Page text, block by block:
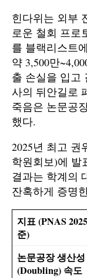
힌다위는 외부
로운 철회 프로
를 블랙리스트
약 3,500만
출 손실을 입고
사의 뒤안길로
죽음은 논문공
했다.
2025년 최고 권
학원회보)에 발
결과는 학계의
잔혹하게 증명
지표 (PNAS
준)
논문공장 생산
(Doubling) 속도